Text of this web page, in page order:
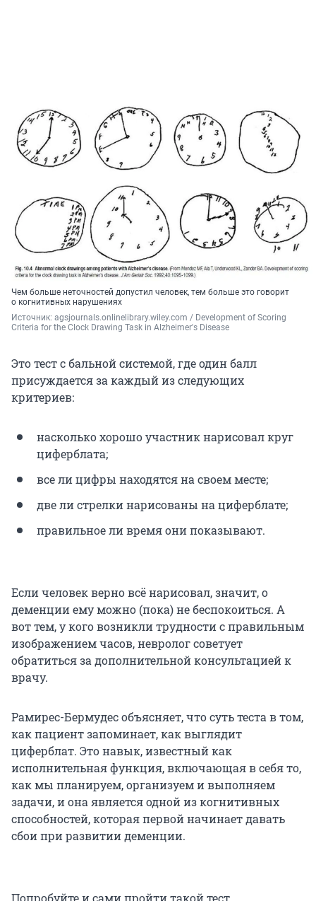
Чем больше неточностей допустил человек, тем больше это говорит
о когнитивных нарушениях
Источник: agsjournals.onlinelibrary.wiley.com / Development of Scoring
Criteria for the Clock Drawing Task in Alzheimer's Disease
Это тест с бальной системой, где один балл
присуждается за каждый из следующих
критериев:
насколько хорошо участник нарисовал круг
циферблата;
все ли цифры находятся на своем месте;
две ли стрелки нарисованы на циферблате;
правильное ли время они показывают.
Если человек верно всё нарисовал, значит, о
деменции ему можно (пока) не беспокоиться. А
вот тем, у кого возникли трудности с правильным
изображением часов, невролог советует
обратиться за дополнительной консультацией к
врачу.
Рамирес-Бермудес объясняет, что суть теста в том,
как пациент запоминает, как выглядит
циферблат. Это навык, известный как
исполнительная функция, включающая в себя то,
как мы планируем, организуем и выполняем
задачи, и она является одной из когнитивных
способностей, которая первой начинает давать
сбои при развитии деменции.
Попробуйте и сами пройти такой тест.